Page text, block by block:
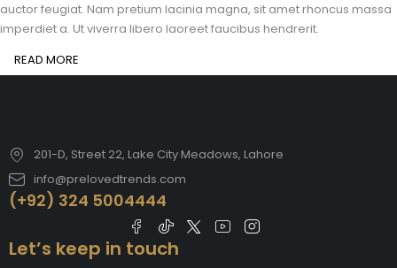
auctor feugiat. Nam pretium lacinia magna, sit amet rhoncus massa
imperdiet a. Ut viverra libero laoreet faucibus hendrerit.
READ MORE
201-D, Street 22, Lake City Meadows, Lahore
info@prelovedtrends.com
(+92) 324 5004444
Let’s keep in touch